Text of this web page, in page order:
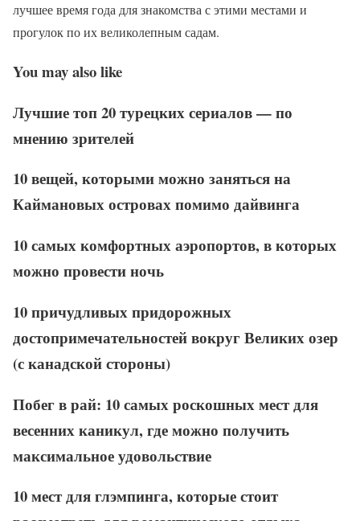
лучшее время года для знакомства с этими местами и
прогулок по их великолепным садам.
You may also like
Лучшие топ 20 турецких сериалов — по
мнению зрителей
10 вещей, которыми можно заняться на
Каймановых островах помимо дайвинга
10 самых комфортных аэропортов, в которых
можно провести ночь
10 причудливых придорожных
достопримечательностей вокруг Великих озер
(с канадской стороны)
Побег в рай: 10 самых роскошных мест для
весенних каникул, где можно получить
максимальное удовольствие
10 мест для глэмпинга, которые стоит